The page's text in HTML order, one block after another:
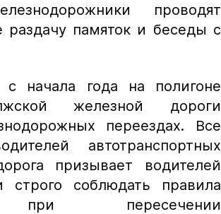
проводят
раздачу памяток и беседы с
начала года на полигоне
железной дороги
переездах. Все
автотранспортных
призывает водителей
строго соблюдать правила
пересечении